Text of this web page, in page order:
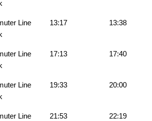
Line
13:17 13:38
Line
17:13 17:40
Line
19:33 20:00
Line
21:53 22:19